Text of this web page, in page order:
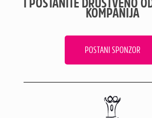
I POSTANITE DRUŠTVENO
KOMPANIJA
POSTANI SPONZOR